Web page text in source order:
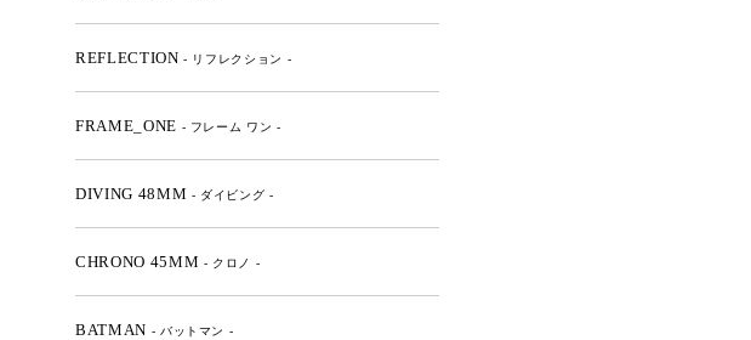
REFLECTION- リフレクション -
FRAME_ONE - フレーム ワン -
DIVING 48MM - ダイビング -
CHRONO 45MM - クロノ -
BATMAN - バットマン -